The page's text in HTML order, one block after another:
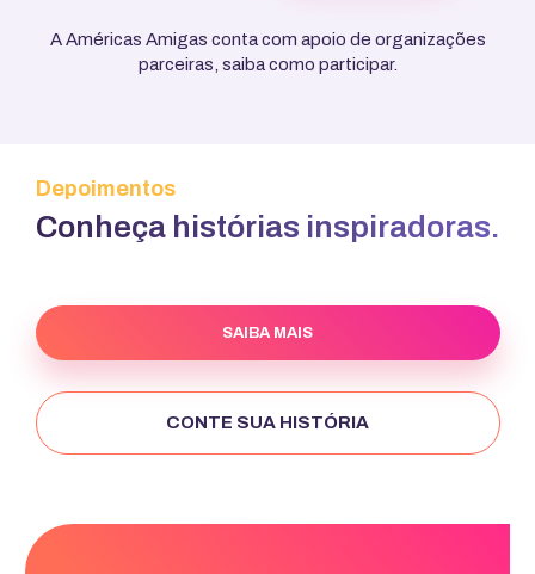
A Américas Amigas conta com apoio de organizações
parceiras, saiba como participar.
Depoimentos
Conheça histórias inspiradoras.
SAIBA MAIS
CONTE SUA HISTÓRIA